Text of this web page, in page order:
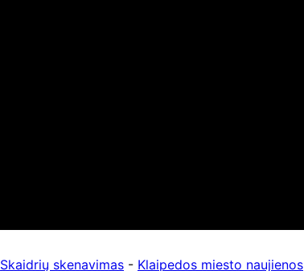
Skaidrių skenavimas - Klaipedos miesto naujienos